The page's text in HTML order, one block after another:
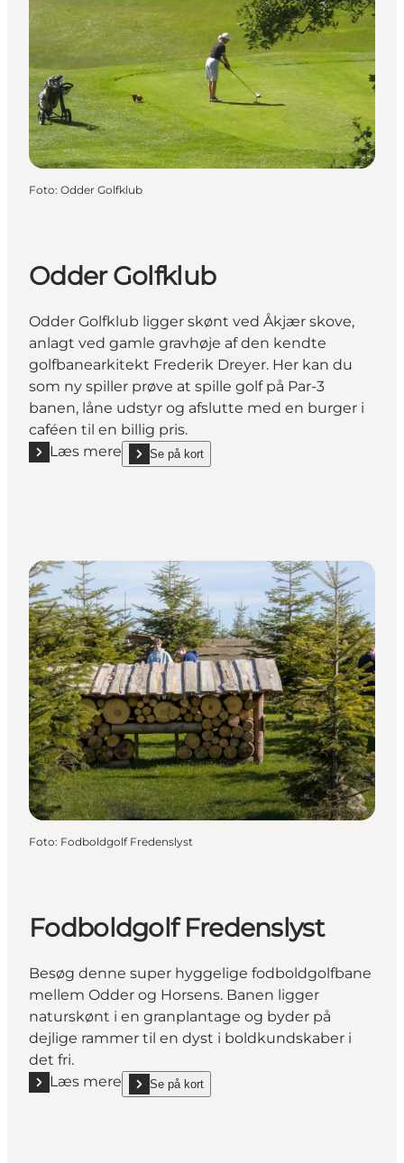
Foto: Odder Golfklub
Odder Golfklub
Odder Golfklub ligger skønt ved Åkjær skove,
anlagt ved gamle gravhøje af den kendte
golfbanearkitekt Frederik Dreyer. Her kan du
som ny spiller prøve at spille golf på Par-3
banen, låne udstyr og afslutte med en burger i
caféen til en billig pris.
Læs mere
Læs mere "Odder Golfklub"
Se på kort
show Odder Golfklub on_map
Foto: Fodboldgolf Fredenslyst
Fodboldgolf Fredenslyst
Besøg denne super hyggelige fodboldgolfbane
mellem Odder og Horsens. Banen ligger
naturskønt i en granplantage og byder på
dejlige rammer til en dyst i boldkundskaber i
det fri.
Læs mere
Læs mere "Fodboldgolf Fredenslyst"
Se på kort
show Fodboldgolf Fredenslyst on_map